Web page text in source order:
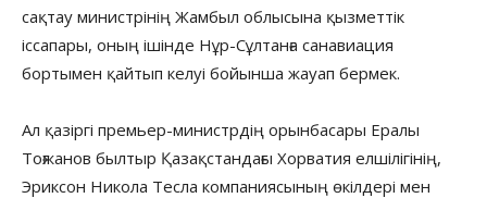
сақтау министрінің Жамбыл облысына қызметтік
іссапары, оның ішінде Нұр-Сұлтанға санавиация
бортымен қайтып келуі бойынша жауап бермек.
Ал қазіргі премьер-министрдің орынбасары Ералы
Тоғжанов былтыр Қазақстандағы Хорватия елшілігінің,
Эриксон Никола Тесла компаниясының өкілдері мен